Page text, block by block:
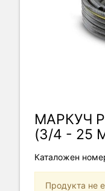
МАРКУЧ
(3/4 - 25
Каталожен
Продукта не